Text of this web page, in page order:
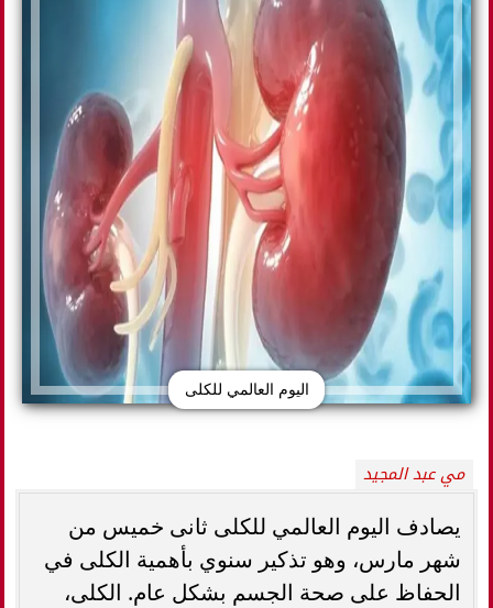
اليوم العالمي للكلى
مي عبد المجيد
يصادف اليوم العالمي للكلى ثانى خميس من
شهر مارس، وهو تذكير سنوي بأهمية الكلى في
الحفاظ على صحة الجسم بشكل عام. الكلى،